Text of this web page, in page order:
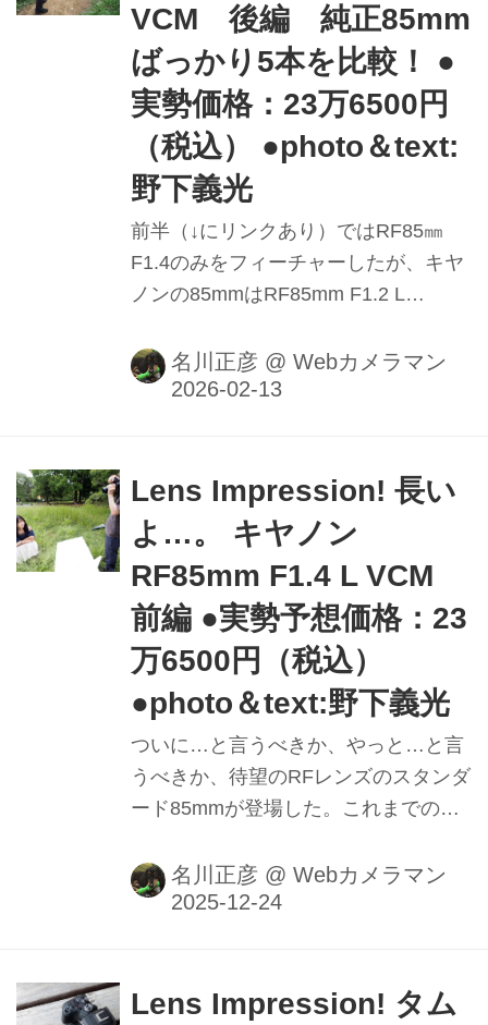
VCM 後編 純正85mm
ばっかり5本を比較！ ●
実勢価格：23万6500円
（税込） ●photo＆text:
野下義光
前半（↓にリンクあり）ではRF85㎜
F1.4のみをフィーチャーしたが、キヤ
ノンの85mmはRF85mm F1.2 L
RF85mm F2 MACRO IS STMと現行だ
けでも4本もあり、ラインアップは盤
らカタログ落ちした様子）も加え、総
勢5本のバトルロワイヤル！ とはいえ
諏訪（光二）カメラマンみたいな客観
的評価ではなく、あくまで筆者の独断
と主観（それは偏見！とツッコミ希
望）によるものなので、そこんとこヨ
ロシクお願いいたします。
名川正彦 @ Webカメラマン
Lens Impression! 長い
よ…。 キヤノン
RF85mm F1.4 L VCM
前編 ●実勢予想価格：23
万6500円（税込）
●photo＆text:野下義光
ついに…と言うべきか、やっと…と言
うべきか、待望のRFレンズのスタンダ
ード85mmが登場した。これまでの
F1.2DSと、どちらかというとマクロ寄
りのF2のみだった。ということで大い
名川正彦 @ Webカメラマン
Lens Impression! タム